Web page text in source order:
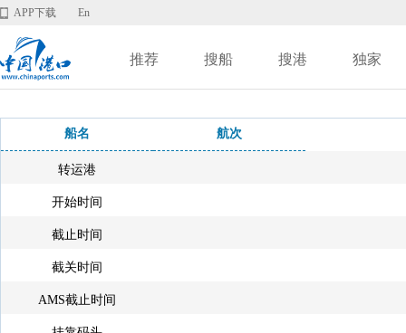
APP下载 En
推荐 搜船 搜港 独家
船名 航次
转运港
开始时间
截止时间
截关时间
AMS截止时间